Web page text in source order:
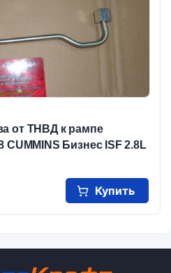
от ТНВД к рампе
CUMMINS Бизнес ISF 2.8L
Купить